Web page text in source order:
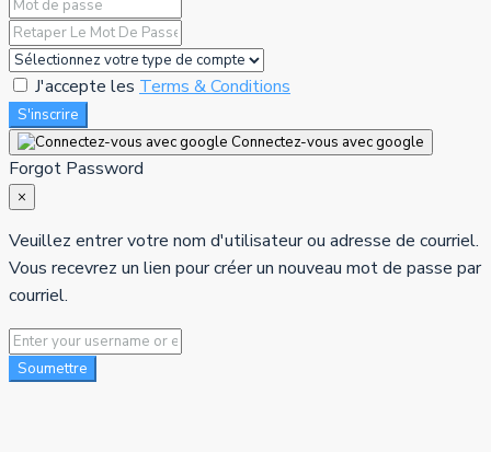
J'accepte les Terms & Conditions
S'inscrire
Connectez-vous avec google
Forgot Password
×
Veuillez entrer votre nom d'utilisateur ou adresse de courriel.
Vous recevrez un lien pour créer un nouveau mot de passe par
courriel.
Soumettre